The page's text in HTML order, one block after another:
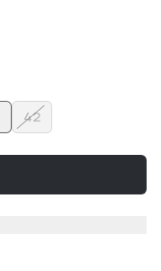
42